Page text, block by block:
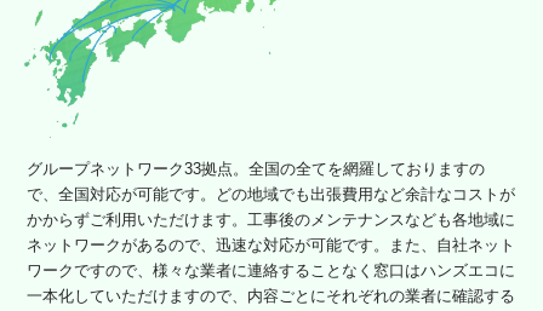
グループネットワーク33拠点。全国の全てを網羅しておりますの
で、全国対応が可能です。どの地域でも出張費用など余計なコストが
かからずご利用いただけます。工事後のメンテナンスなども各地域に
ネットワークがあるので、迅速な対応が可能です。また、自社ネット
ワークですので、様々な業者に連絡することなく窓口はハンズエコに
一本化していただけますので、内容ごとにそれぞれの業者に確認する